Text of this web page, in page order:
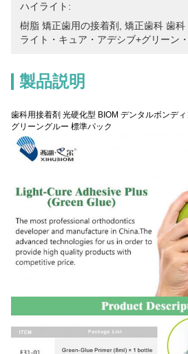
ハイライト:
樹脂 矯正歯用の接着剤
矯正歯科 歯科
ライト・キュア・アデシブ+グリーン
製品説明
歯科用接着剤 光硬化型 BIOM デンタルボンデ
グリーングルー 標準パック